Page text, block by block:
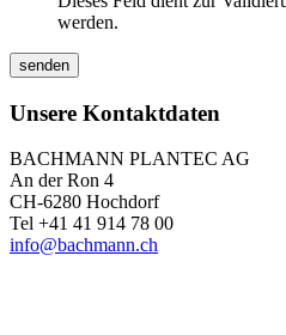
werden.
Unsere Kontaktdaten
BACHMANN PLANTEC AG
An der Ron 4
CH-6280 Hochdorf
Tel +41 41 914 78 00
info@bachmann.ch